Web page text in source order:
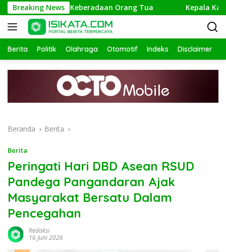
Langsung
ke
konten
Breaking News
Telusuri Keberadaan Orang Tua Kepala Kantor
Berita Politik Olahraga Otomotif Indeks Disclaimer
Beranda Berita
Berita
Peringati Hari DBD Asean RSUD
Pandega Pangandaran Ajak
Masyarakat Bersatu Dalam
Pencegahan
Redaksi
16 Juni 2026